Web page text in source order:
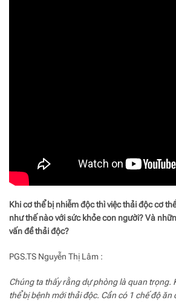
Khi cơ thể bị nhiễm độc thì việc thải độc cơ
như thế nào với sức khỏe con người? Và
vấn đề thải độc?
PGS.TS Nguyễn Thị Lâm :
Chúng ta thấy rằng dự phòng là quan trọng.
thể bị bệnh mới thải độc. Cần có 1 chế độ ăn